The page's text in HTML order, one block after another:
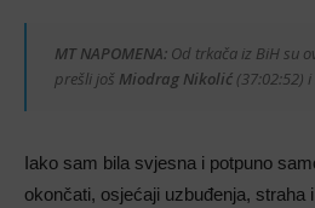
MT NAPOMENA: Od trkača iz BiH su
prešli još Miodrag Nikolić (37:02:52) i
Iako sam bila svjesna i potpuno
okončati, osjećaji uzbuđenja, straha